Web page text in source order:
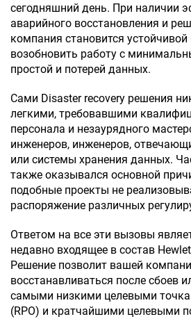
сегодняшний день. При наличии
аварийного восстановления и
компания становится
возобновить работу с
простой и потерей данных.
Сами Disaster recovery решения
легкими, требовавшими
персонала и незаурядного
инженеров, инженеров,
или системы хранения данных.
также оказывался основной
подобные проекты не
распоряжение различных
Ответом на все эти вызовы
недавно входящее в состав
Решение позволит вашей
восстанавливаться после сбоев
самыми низкими целевыми
(RPO) и кратчайшими целевыми